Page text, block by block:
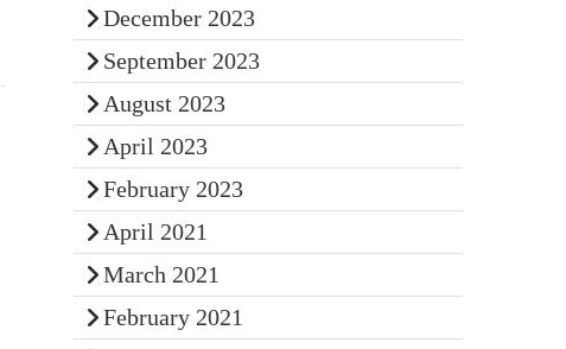
December 2023
September 2023
August 2023
April 2023
February 2023
April 2021
March 2021
February 2021